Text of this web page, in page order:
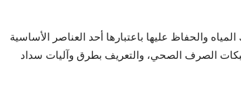
والحفاظ عليها باعتبارها أحد العناصر الأساسية
الصرف الصحي، والتعريف بطرق وآليات سداد